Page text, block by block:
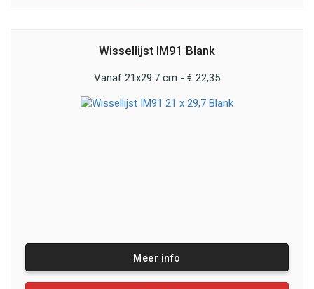
Wissellijst IM91 Blank
Vanaf 21x29.7 cm - € 22,35
Meer info